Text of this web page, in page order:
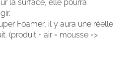
la surface, elle pourra
Foamer, il y aura une réelle
(produit + air = mousse =>